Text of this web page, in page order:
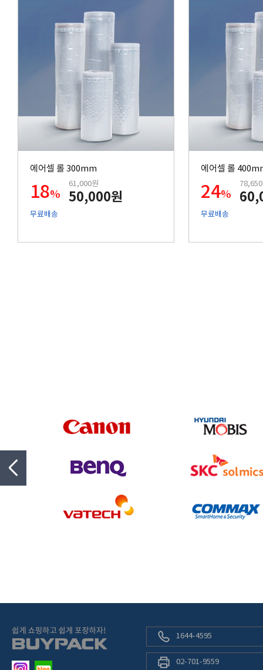
에어셀 롤 300mm
18%
61,000원
50,000원
무료배송
에어셀 롤
24%
무료배송
1644-4595
02-701-9559